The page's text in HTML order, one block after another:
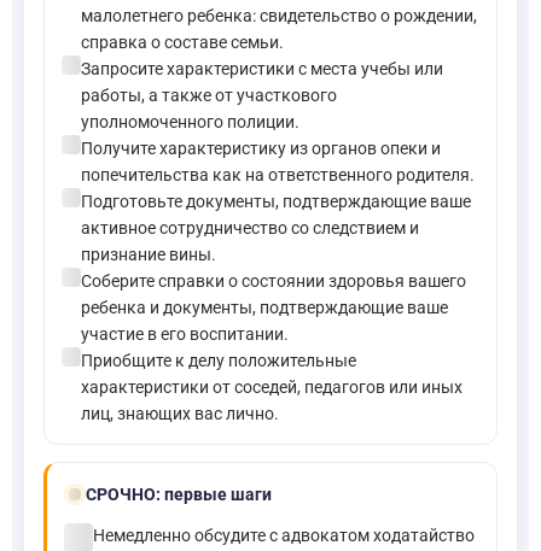
малолетнего ребенка: свидетельство о рождении,
справка о составе семьи.
Запросите характеристики с места учебы или
работы, а также от участкового
уполномоченного полиции.
Получите характеристику из органов опеки и
попечительства как на ответственного родителя.
Подготовьте документы, подтверждающие ваше
активное сотрудничество со следствием и
признание вины.
Соберите справки о состоянии здоровья вашего
ребенка и документы, подтверждающие ваше
участие в его воспитании.
Приобщите к делу положительные
характеристики от соседей, педагогов или иных
лиц, знающих вас лично.
boltСРОЧНО: первые шаги
Немедленно обсудите с адвокатом ходатайство